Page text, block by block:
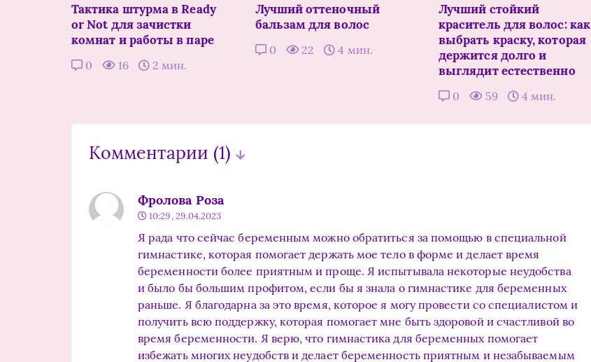
Тактика штурма в Ready
or Not для зачистки
комнат и работы в паре
0 16 2 мин.
Лучший оттеночный
бальзам для волос
0 22 4 мин.
Лучший стойкий
краситель для волос: как
выбрать краску, которая
держится долго и
выглядит естественно
0 59 4 мин.
Комментарии (1)
Фролова Роза
10:29, 29.04.2023
Я рада что сейчас беременным можно обратиться за помощью в специальной
гимнастике, которая помогает держать мое тело в форме и делает время
беременности более приятным и проще. Я испытывала некоторые неудобства
и было бы большим профитом, если бы я знала о гимнастике для беременных
раньше. Я благодарна за это время, которое я могу провести со специалистом и
получить всю поддержку, которая помогает мне быть здоровой и счастливой во
время беременности. Я верю, что гимнастика для беременных помогает
избежать многих неудобств и делает беременность приятным и незабываемым